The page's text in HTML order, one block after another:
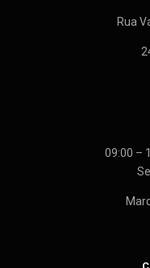
Rua
09:00 –